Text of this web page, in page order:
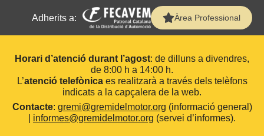
Adherits a: Àrea Professional
Horari d’atenció durant l’agost: de dilluns a divendres,
de 8:00 h a 14:00 h.
L’atenció telefònicaes realitzarà a través dels telèfons
indicats a la capçalera de la web.
Contacte: gremi@gremidelmotor.org (informació general)
informes@gremidelmotor.org (servei d’informes).